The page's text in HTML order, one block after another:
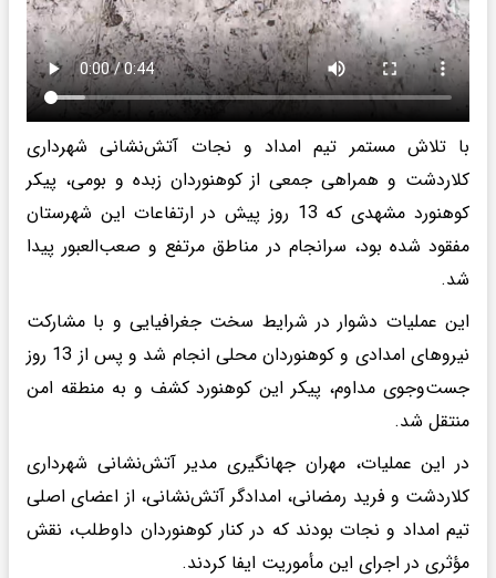
با تلاش مستمر تیم امداد و نجات آتش‌نشانی شهرداری
کلاردشت و همراهی جمعی از کوهنوردان زبده و بومی، پیکر
کوهنورد مشهدی که 13 روز پیش در ارتفاعات این شهرستان
مفقود شده بود، سرانجام در مناطق مرتفع و صعب‌العبور پیدا
شد.
این عملیات دشوار در شرایط سخت جغرافیایی و با مشارکت
نیروهای امدادی و کوهنوردان محلی انجام شد و پس از 13 روز
جست‌وجوی مداوم، پیکر این کوهنورد کشف و به منطقه امن
منتقل شد.
در این عملیات، مهران جهانگیری مدیر آتش‌نشانی شهرداری
کلاردشت و فرید رمضانی، امدادگر آتش‌نشانی، از اعضای اصلی
تیم امداد و نجات بودند که در کنار کوهنوردان داوطلب، نقش
مؤثری در اجرای این مأموریت ایفا کردند.